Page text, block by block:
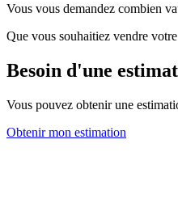
Vous vous demandez combien
Que vous souhaitiez vendre
Besoin d'une
Vous pouvez obtenir une
Obtenir mon estimation